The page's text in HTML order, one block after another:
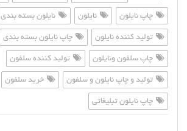
چاپ نایلون نایلون نایلون بسته بندی
تولید کننده نایلون چاپ نایلون بسته بندی
چاپ سلفون ونایلون تولید کننده سلفون
تولید و چاپ نایلون و سلفون خرید سلفون
چاپ نایلون تبلیغاتی